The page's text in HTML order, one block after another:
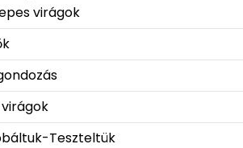
virágok
Teszteltük